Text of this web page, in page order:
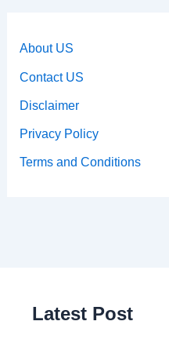
About US
Contact US
Disclaimer
Privacy Policy
Terms and Conditions
Latest Post